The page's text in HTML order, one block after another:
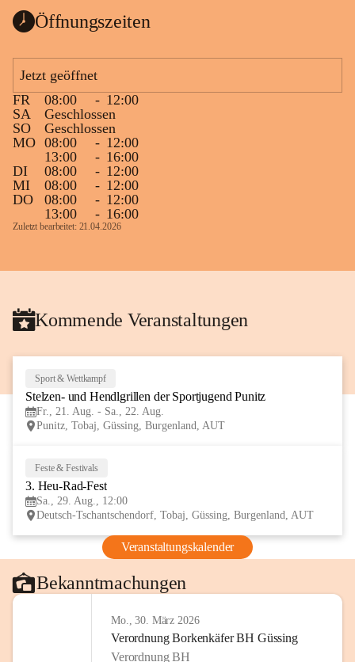
Das Gemeindeamt freut sich sehr über die
Spende >lesenswerter< Bücher und
vorsortiert in die Bücherzelle eingeräumt
werden können.
Gleichzeitig möchten wir uns bei all Jenen
sehr herzlich bedanken, die bereits viele
tolle Bücher spendiert haben.
Öffnungszeiten
Jetzt geöffnet
FR
08:00 - 12:00
SA
Geschlossen
SO
Geschlossen
MO 08:00 - 12:00
13:00
- 16:00
DI
08:00 - 12:00
MI
08:00 - 12:00
DO
08:00 - 12:00
13:00
- 16:00
Zuletzt bearbeitet: 21.04.2026
Kommende Veranstaltungen
Sport & Wettkampf
Stelzen- und Hendlgrillen der Sportjugend Punitz
Fr., 21. Aug. - Sa., 22. Aug.
Punitz, Tobaj, Güssing, Burgenland, AUT
Feste & Festivals
3. Heu-Rad-Fest
Sa., 29. Aug., 12:00
Deutsch-Tschantschendorf, Tobaj, Güssing, Burgenland, AUT
Veranstaltungskalender
Bekanntmachungen
Mo., 30. März 2026
Verordnung Borkenkäfer BH Güssing
Verordnung BH